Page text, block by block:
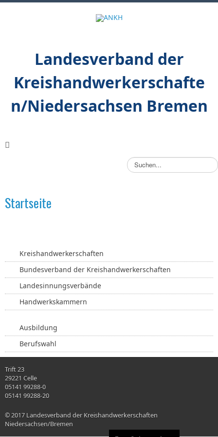
Landesverband der
Kreishandwerkerschafte
n/Niedersachsen Bremen
S
u
Startseite
Kreishandwerkerschaften
Bundesverband der Kreishandwerkerschaften
Landesinnungsverbände
Handwerkskammern
Ausbildung
Berufswahl
Trift 23
29221 Celle
05141 99288-0
05141 99288-20
© 2017 Landesverband der Kreishandwerkerschaften
Niedersachsen/Bremen